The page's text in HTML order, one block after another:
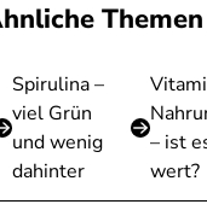
Themen
Spirulina –
viel Grün
und wenig
dahinter
– ist
wert?